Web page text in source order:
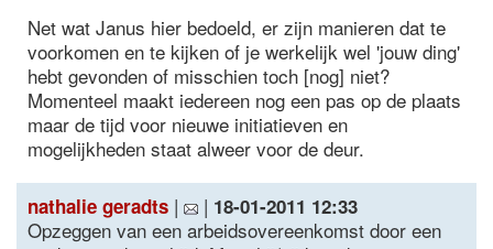
Net wat Janus hier bedoeld, er zijn manieren dat te
voorkomen en te kijken of je werkelijk wel 'jouw ding'
hebt gevonden of misschien toch [nog] niet?
Momenteel maakt iedereen nog een pas op de plaats
maar de tijd voor nieuwe initiatieven en
mogelijkheden staat alweer voor de deur.
nathalie geradts | | 18-01-2011 12:33
Opzeggen van een arbeidsovereenkomst door een